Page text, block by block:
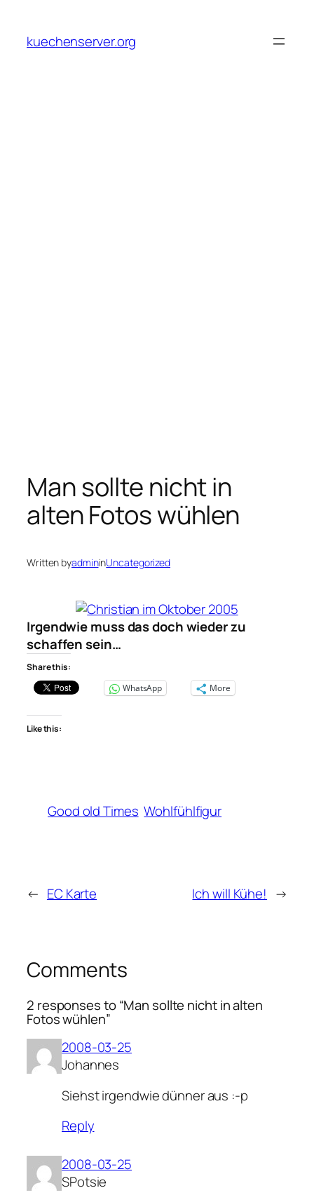
content
kuechenserver.org
Man sollte nicht in
alten Fotos wühlen
Written byadmininUncategorized
Irgendwie muss das doch wieder zu
schaffen sein…
Share this:
WhatsApp
More
Like this:
Good old Times Wohlfühlfigur
← EC Karte Ich will Kühe! →
Comments
2 responses to “Man sollte nicht in alten
Fotos wühlen”
2008-03-25
Johannes
Siehst irgendwie dünner aus :-p
Reply
2008-03-25
SPotsie